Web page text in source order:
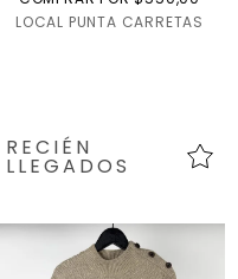
LOCAL PUNTA CARRETAS
RECIÉN
LLEGADOS